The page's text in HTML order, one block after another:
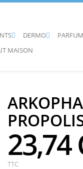
 
DERMO
MAISON
23,74
TTC